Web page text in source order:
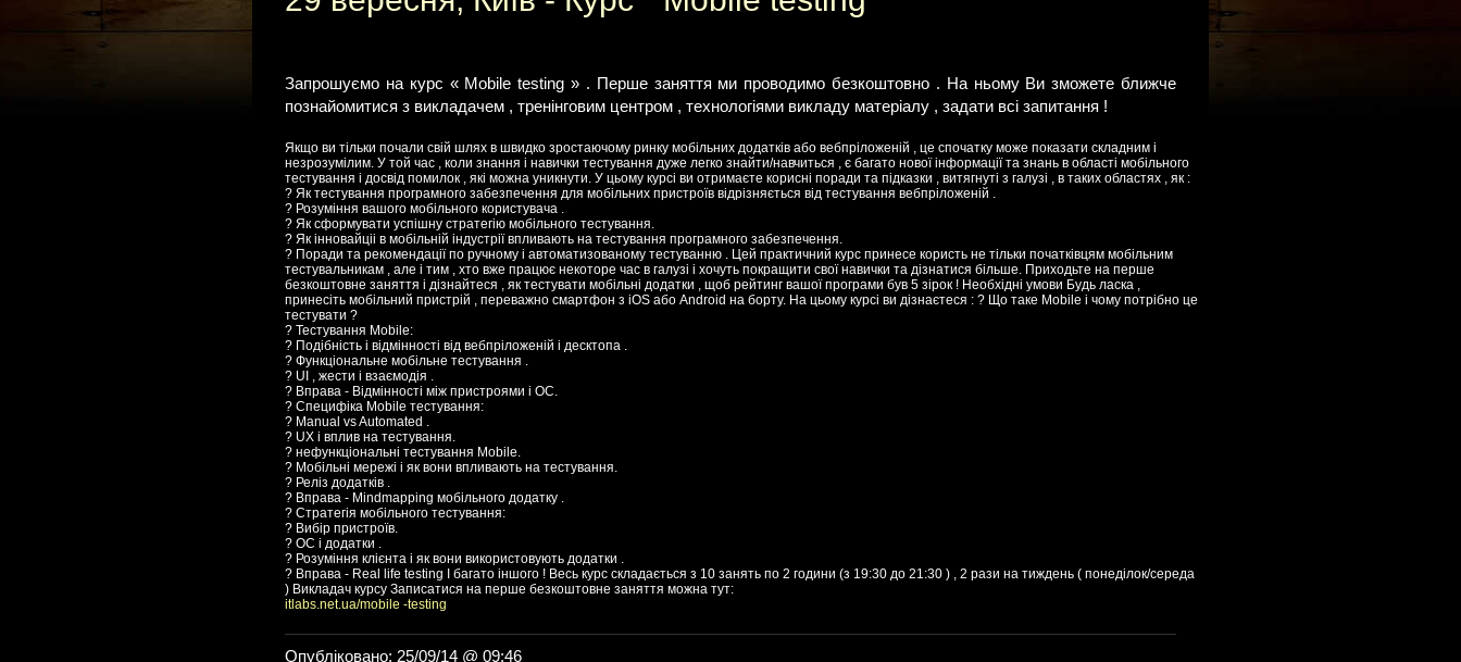
Запрошуємо на курс « Mobile testing » . Перше заняття ми проводимо безкоштовно . На ньому Ви зможете ближче
познайомитися з викладачем , тренінговим центром , технологіями викладу матеріалу , задати всі запитання !
Якщо ви тільки почали свій шлях в швидко зростаючому ринку мобільних додатків або вебпріложеній , це спочатку може показати складним і
незрозумілим. У той час , коли знання і навички тестування дуже легко знайти/навчиться , є багато нової інформації та знань в області мобільного
тестування і досвід помилок , які можна уникнути. У цьому курсі ви отримаєте корисні поради та підказки , витягнуті з галузі , в таких областях , як :
? Як тестування програмного забезпечення для мобільних пристроїв відрізняється від тестування вебпріложеній .
? Розуміння вашого мобільного користувача .
? Як сформувати успішну стратегію мобільного тестування.
? Як інновайціі в мобільній індустрії впливають на тестування програмного забезпечення.
? Поради та рекомендації по ручному і автоматизованому тестуванню . Цей практичний курс принесе користь не тільки початківцям мобільним
тестувальникам , але і тим , хто вже працює некоторе час в галузі і хочуть покращити свої навички та дізнатися більше. Приходьте на перше
безкоштовне заняття і дізнайтеся , як тестувати мобільні додатки , щоб рейтинг вашої програми був 5 зірок ! Необхідні умови Будь ласка ,
принесіть мобільний пристрій , переважно смартфон з iOS або Android на борту. На цьому курсі ви дізнаєтеся : ? Що таке Mobile і чому потрібно це
тестувати ?
? Тестування Mobile:
? Подібність і відмінності від вебпріложеній і десктопа .
? Функціональне мобільне тестування .
? UI , жести і взаємодія .
? Вправа - Відмінності між пристроями і ОС.
? Специфіка Mobile тестування:
? Manual vs Automated .
? UX і вплив на тестування.
? нефункціональні тестування Mobile.
? Мобільні мережі і як вони впливають на тестування.
? Реліз додатків .
? Вправа - Mindmapping мобільного додатку .
? Стратегія мобільного тестування:
? Вибір пристроїв.
? ОС і додатки .
? Розуміння клієнта і як вони використовують додатки .
? Вправа - Real life testing І багато іншого ! Весь курс складається з 10 занять по 2 години (з 19:30 до 21:30 ) , 2 рази на тиждень ( понеділок/середа
) Викладач курсу Записатися на перше безкоштовне заняття можна тут:
itlabs.net.ua/mobile -testing
Опубліковано: 25/09/14 @ 09:46